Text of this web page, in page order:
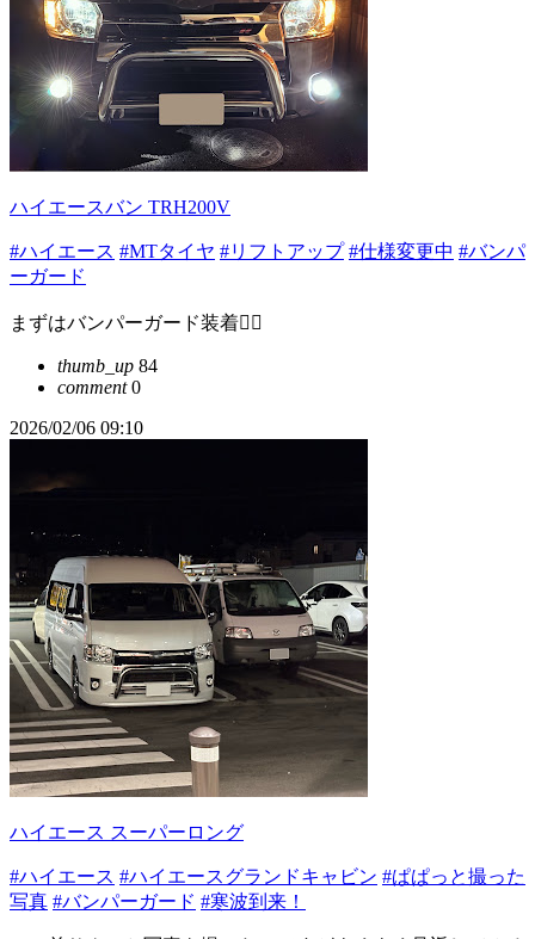
ハイエースバン TRH200V
#ハイエース #MTタイヤ #リフトアップ #仕様変更中 #バンパ
ーガード
まずはバンパーガード装着❤️‍🔥
thumb_up 84
comment0
2026/02/06 09:10
ハイエース スーパーロング
#ハイエース #ハイエースグランドキャビン #ぱぱっと撮った
写真 #バンパーガード #寒波到来！